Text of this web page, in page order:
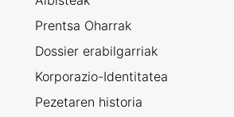
Prentsa Oharrak
Dossier erabilgarriak
Korporazio-Identitatea
Pezetaren historia